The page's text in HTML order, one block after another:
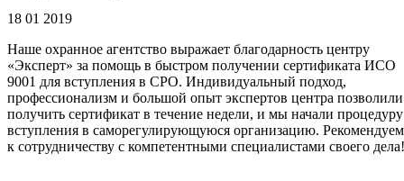
18 01 2019
Наше охранное агентство выражает благодарность центру
«Эксперт» за помощь в быстром получении сертификата ИСО
9001 для вступления в СРО. Индивидуальный подход,
профессионализм и большой опыт экспертов центра позволили
получить сертификат в течение недели, и мы начали процедуру
вступления в саморегулирующуюся организацию. Рекомендуем
к сотрудничеству с компетентными специалистами своего дела!